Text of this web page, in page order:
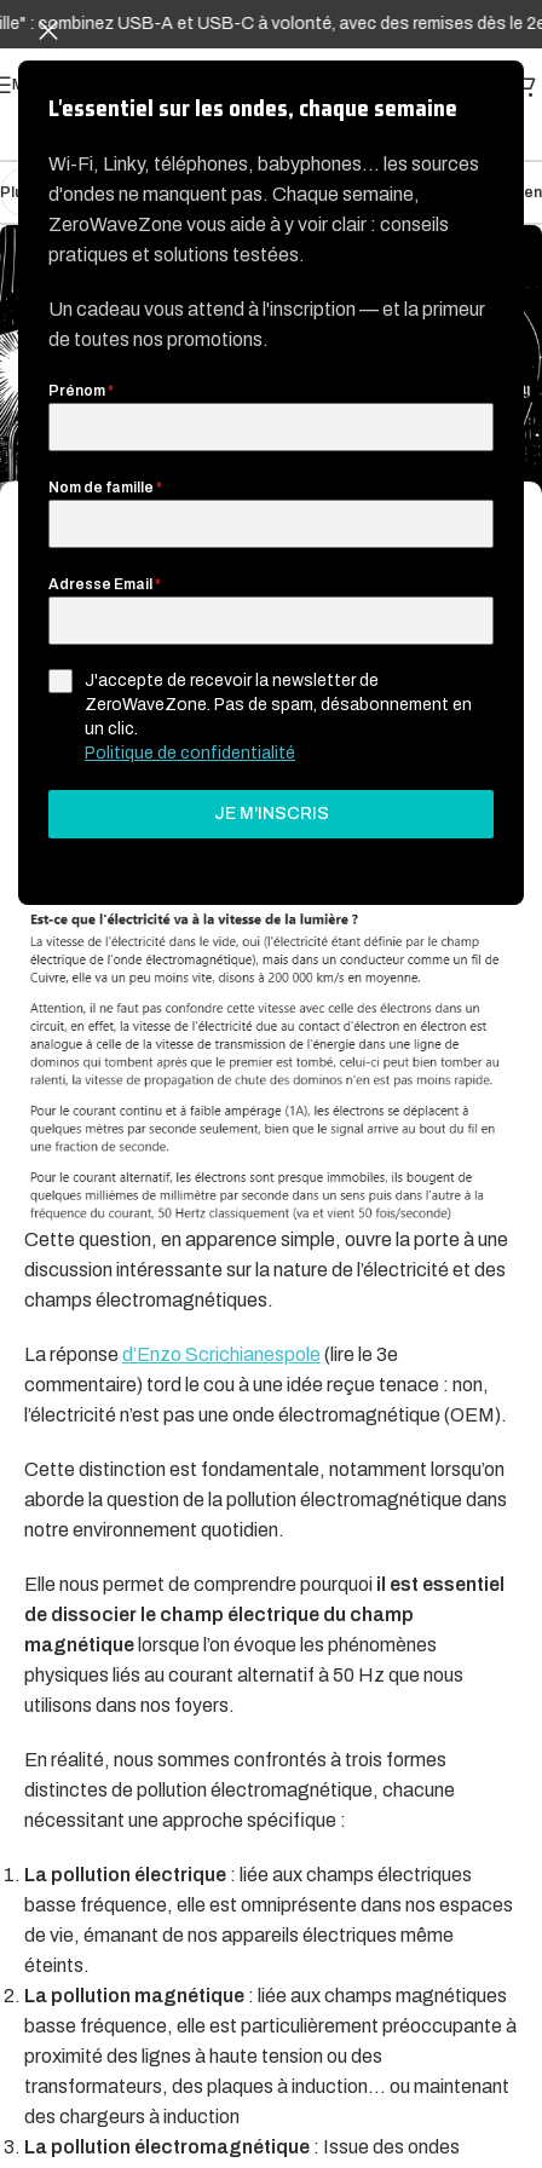
L'essentiel sur les ondes, chaque semaine
Wi-Fi, Linky, téléphones, babyphones… les sources
d'ondes ne manquent pas. Chaque semaine,
ZeroWaveZone vous aide à y voir clair : conseils
pratiques et solutions testées.
Un cadeau vous attend à l'inscription — et la primeur
de toutes nos promotions.
Prénom*
Nom de famille *
Adresse Email *
J'accepte de recevoir la newsletter de
ZeroWaveZone. Pas de spam, désabonnement en
un clic.
Politique de confidentialité
JE M'INSCRIS
: combinez USB-A et USB-C à volonté, avec des remises dès le
MENU
Plus récent Plus ancien
Les trois visages de la pollution
scientifique
philippeActivé 10/11/2024
Dans notre quête perpétuelle de connaissances, les
plateformes commeQuoraoffrent une mine d’or
d’informations intéressantes. Récemment, une question a
particulièrement attiré mon attention :
Cette question, en apparence simple, ouvre la porte à une
discussion intéressante sur la nature de l’électricité et des
champs électromagnétiques.
La réponsed’Enzo Scrichianespole (lire le 3e
commentaire) tord le cou à une idée reçue tenace : non,
l’électricité n’est pas une onde électromagnétique (OEM).
Cette distinction est fondamentale, notamment lorsqu’on
aborde la question de la pollution électromagnétique dans
notre environnement quotidien.
Elle nous permet de comprendre pourquoi il est essentiel
de dissocier le champ électrique du champ
magnétique lorsque l’on évoque les phénomènes
physiques liés au courant alternatif à 50 Hz que nous
utilisons dans nos foyers.
En réalité, nous sommes confrontés à trois formes
distinctes de pollution électromagnétique, chacune
nécessitant une approche spécifique :
La pollution électrique : liée aux champs électriques
basse fréquence, elle est omniprésente dans nos espaces
de vie, émanant de nos appareils électriques même
éteints.
La pollution magnétique : liée aux champs magnétiques
basse fréquence, elle est particulièrement préoccupante à
proximité des lignes à haute tension ou des
transformateurs, des plaques à induction… ou maintenant
des chargeurs à induction
La pollution électromagnétique : Issue des ondes